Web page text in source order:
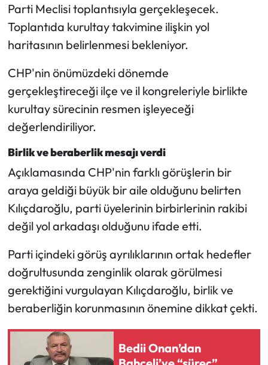
Parti Meclisi toplantısıyla gerçekleşecek.
Toplantıda kurultay takvimine ilişkin yol
haritasının belirlenmesi bekleniyor.
CHP'nin önümüzdeki dönemde
gerçekleştireceği ilçe ve il kongreleriyle birlikte
kurultay sürecinin resmen işleyeceği
değerlendiriliyor.
Birlik ve beraberlik mesajı verdi
Açıklamasında CHP'nin farklı görüşlerin bir
araya geldiği büyük bir aile olduğunu belirten
Kılıçdaroğlu, parti üyelerinin birbirlerinin rakibi
değil yol arkadaşı olduğunu ifade etti.
Parti içindeki görüş ayrılıklarının ortak hedefler
doğrultusunda zenginlik olarak görülmesi
gerektiğini vurgulayan Kılıçdaroğlu, birlik ve
beraberliğin korunmasının önemine dikkat çekti.
Bedii Onan’dan
Resmi Reklam
Sağlık
Siyaset
Spor
Sungurlu Haberleri
Turizm
Uğurludağ Haberleri
Yaşam
Yayla Haber
Yemek Tarifleri
Yerel Haberler